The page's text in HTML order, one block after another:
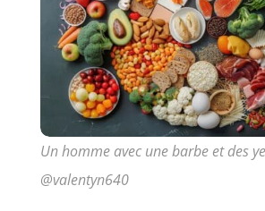
Un homme avec une barbe et des
@valentyn640